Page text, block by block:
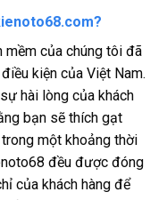
mềm của chúng tôi đã
kiện của Việt Nam.
hài lòng của khách
bạn sẽ thích gạt
một khoảng thời
đều được đóng
của khách hàng để